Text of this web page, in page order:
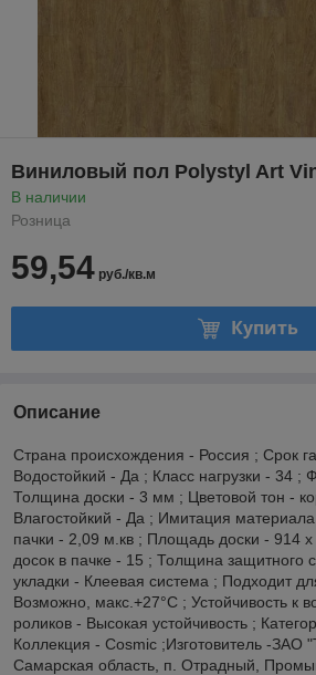
Виниловый пол Polystyl Art
В наличии
Розница
59,54 руб./кв.м
Купить
Описание
Страна происхождения - Россия ; Срок
Водостойкий - Да ; Класс нагрузки - 34 ;
Толщина доски - 3 мм ; Цветовой тон -
Влагостойкий - Да ; Имитация
пачки - 2,09 м.кв ; Площадь доски - 914
досок в пачке - 15 ; Толщина
укладки - Клеевая система ; Подходит
Возможно, макс.+27°С ; Устойчивость к
роликов - Высокая устойчивость ;
Коллекция - Cosmic ;Изготовитель -ЗАО
Самарская область, п. Отрадный,